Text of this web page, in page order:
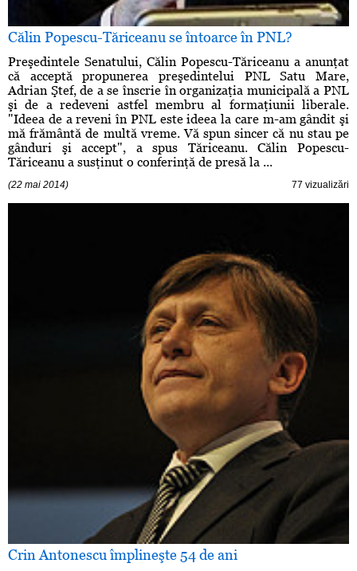
Călin Popescu-Tăriceanu se întoarce în PNL?
Preşedintele Senatului, Călin Popescu-Tăriceanu a anunţat
că acceptă propunerea preşedintelui PNL Satu Mare,
Adrian Ştef, de a se înscrie în organizaţia municipală a PNL
şi de a redeveni astfel membru al formaţiunii liberale.
"Ideea de a reveni în PNL este ideea la care m-am gândit şi
mă frământă de multă vreme. Vă spun sincer că nu stau pe
gânduri şi accept", a spus Tăriceanu. Călin Popescu-
Tăriceanu a susţinut o conferinţă de presă la ...
(22 mai 2014) 77 vizualizări
Crin Antonescu împlineşte 54 de ani